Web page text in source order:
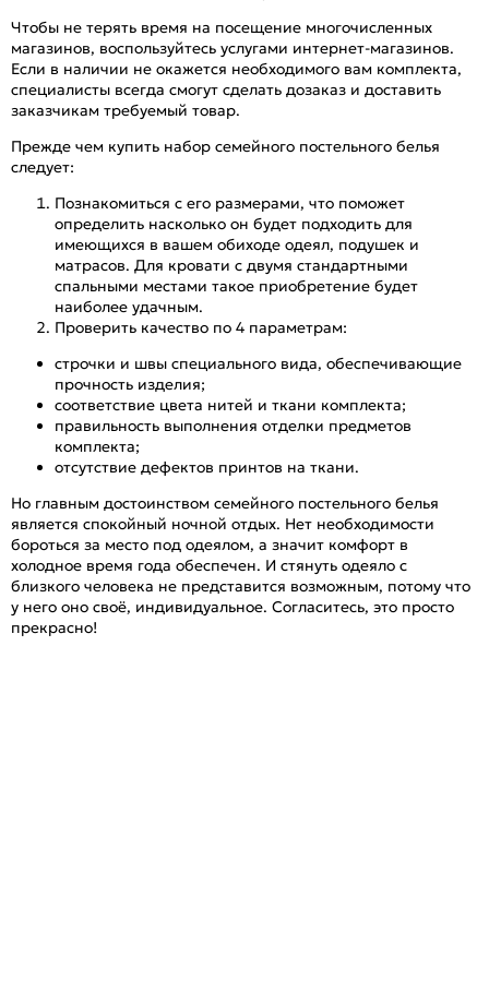
Чтобы не терять время на посещение многочисленных
магазинов, воспользуйтесь услугами интернет-магазинов.
Если в наличии не окажется необходимого вам комплекта,
специалисты всегда смогут сделать дозаказ и доставить
заказчикам требуемый товар.
Прежде чем купить набор семейного постельного белья
следует:
Познакомиться с его размерами, что поможет
определить насколько он будет подходить для
имеющихся в вашем обиходе одеял, подушек и
матрасов. Для кровати с двумя стандартными
спальными местами такое приобретение будет
наиболее удачным.
Проверить качество по 4 параметрам:
строчки и швы специального вида, обеспечивающие
прочность изделия;
соответствие цвета нитей и ткани комплекта;
правильность выполнения отделки предметов
комплекта;
отсутствие дефектов принтов на ткани.
Но главным достоинством семейного постельного белья
является спокойный ночной отдых. Нет необходимости
бороться за место под одеялом, а значит комфорт в
холодное время года обеспечен. И стянуть одеяло с
близкого человека не представится возможным, потому что
у него оно своё, индивидуальное. Согласитесь, это просто
прекрасно!